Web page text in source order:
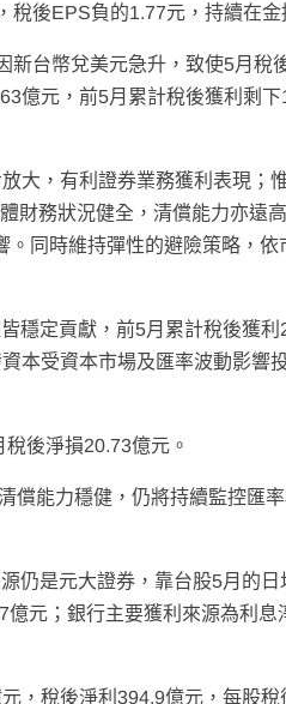
後EPS負的1.77元，持續在金
新台幣兌美元急升，致使5月稅
億元，前5月累計稅後獲利剩
大，有利證券業務獲利表現；
財務狀況健全，清償能力亦遠
同時維持彈性的避險策略，依
穩定貢獻，前5月累計稅後獲
本受資本市場及匯率波動影響
後淨損20.73億元。
償能力穩健，仍將持續監控匯
仍是元大證券，靠台股5月的日
元；銀行主要獲利來源為利息
，稅後淨利394.9億元，每股稅